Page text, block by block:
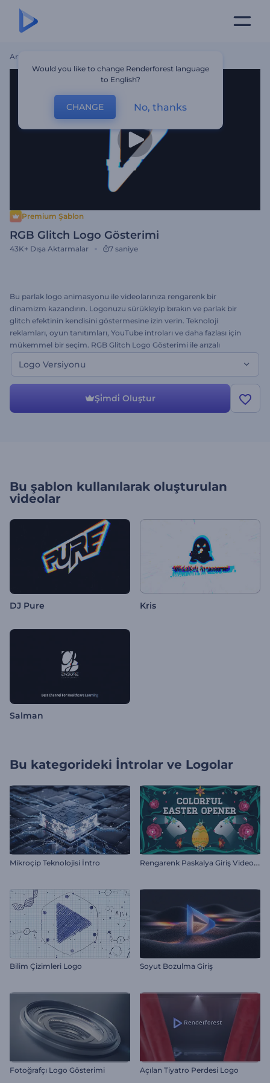
Ana Sayfa
Premium Şablon
RGB Glitch Logo Gösterimi
43K+ Dışa Aktarmalar 7 saniye
Bu parlak logo animasyonu ile videolarınıza rengarenk bir
dinamizm kazandırın. Logonuzu sürükleyip bırakın ve parlak bir
glitch efektinin kendisini göstermesine izin verin. Teknoloji
reklamları, oyun tanıtımları, YouTube introları ve daha fazlası için
mükemmel bir seçim. RGB Glitch Logo Gösterimi ile arızalı
görünümün sağladığı estetikten yararlanın. Hemen bugün deneyin!
Logo Versiyonu
Şi̇mdi̇ Oluştur
Bu şablon kullanılarak oluşturulan
videolar
DJ Pure Kris
Salman
Bu kategorideki İntrolar ve Logolar
Mikroçip Teknolojisi İntro R
engarenk Paskalya Giriş Videosu
Bilim Çizimleri Logo Soyut Bozulma Giriş
Fotoğrafçı Logo Gösterimi Açılan Tiyatro Perdesi Logo
Would you like to change Renderforest language
to English?
CHANGE No, thanks